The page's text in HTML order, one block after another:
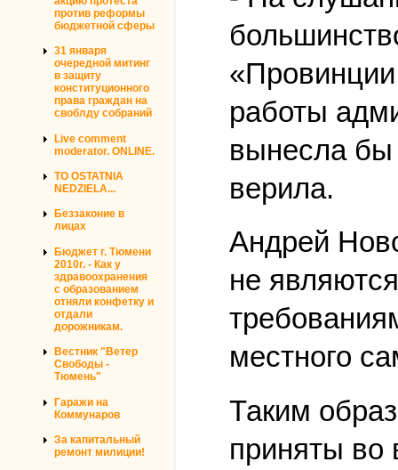
против реформы
бюджетной сферы
31 января
очередной митинг
в защиту
конституционного
права граждан на
своблду собраний
Live comment
moderator. ONLINE.
TO OSTATNIA
NEDZIELA...
Беззаконие в
лицах
Бюджет г. Тюмени
2010г. - Как у
здравоохранения
с образованием
отняли конфетку и
отдали
дорожникам.
Вестник "Ветер
Свободы -
Тюмень"
Гаражи на
Коммунаров
За капитальный
ремонт милиции!
работы
вынесла бы
верила.
Андрей
не
местного
Таким
приняты во